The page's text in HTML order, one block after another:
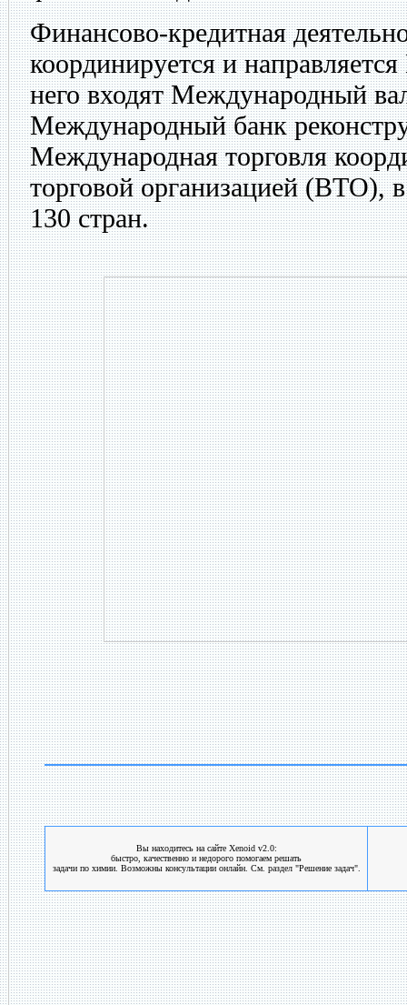
Финансово-кредитная
координируется и
него входят Международный
Международный банк
Международная торговля
торговой организацией (ВТО),
130 стран.
Вы находитесь на сайте Xenoid v2.0:
быстро, качественно и недорого помогаем решать
задачи по химии. Возможны консультации онлайн. См. раздел "Решение задач".